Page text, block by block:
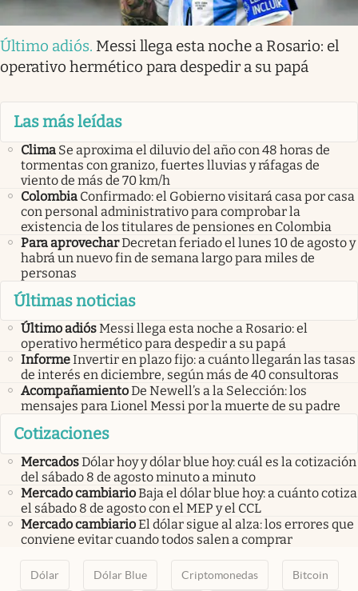
Último adiós. Messi llega esta noche a Rosario: el
operativo hermético para despedir a su papá
Las más leídas
Clima Se aproxima el diluvio del año con 48 horas de
tormentas con granizo, fuertes lluvias y ráfagas de
viento de más de 70 km/h
Colombia Confirmado: el Gobierno visitará casa por casa
con personal administrativo para comprobar la
existencia de los titulares de pensiones en Colombia
Para aprovecharDecretan feriado el lunes 10 de agosto y
habrá un nuevo fin de semana largo para miles de
personas
Últimas noticias
Último adiósMessi llega esta noche a Rosario: el
operativo hermético para despedir a su papá
InformeInvertir en plazo fijo: a cuánto llegarán las tasas
de interés en diciembre, según más de 40 consultoras
AcompañamientoDe Newell’s a la Selección: los
mensajes para Lionel Messi por la muerte de su padre
Cotizaciones
MercadosDólar hoy y dólar blue hoy: cuál es la cotización
del sábado 8 de agosto minuto a minuto
Mercado cambiarioBaja el dólar blue hoy: a cuánto cotiza
el sábado 8 de agosto con el MEP y el CCL
Mercado cambiarioEl dólar sigue al alza: los errores que
conviene evitar cuando todos salen a comprar
Dólar Dólar Blue Criptomonedas Bitcoin